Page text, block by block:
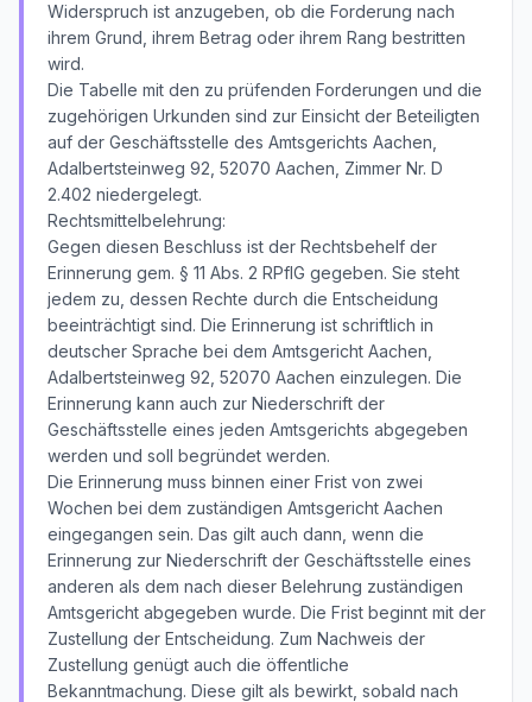
Widerspruch ist anzugeben, ob die Forderung nach
ihrem Grund, ihrem Betrag oder ihrem Rang bestritten
wird.
Die Tabelle mit den zu prüfenden Forderungen und die
zugehörigen Urkunden sind zur Einsicht der Beteiligten
auf der Geschäftsstelle des Amtsgerichts Aachen,
Adalbertsteinweg 92, 52070 Aachen, Zimmer Nr. D
2.402 niedergelegt.
Rechtsmittelbelehrung:
Gegen diesen Beschluss ist der Rechtsbehelf der
Erinnerung gem. § 11 Abs. 2 RPflG gegeben. Sie steht
jedem zu, dessen Rechte durch die Entscheidung
beeinträchtigt sind. Die Erinnerung ist schriftlich in
deutscher Sprache bei dem Amtsgericht Aachen,
Adalbertsteinweg 92, 52070 Aachen einzulegen. Die
Erinnerung kann auch zur Niederschrift der
Geschäftsstelle eines jeden Amtsgerichts abgegeben
werden und soll begründet werden.
Die Erinnerung muss binnen einer Frist von zwei
Wochen bei dem zuständigen Amtsgericht Aachen
eingegangen sein. Das gilt auch dann, wenn die
Erinnerung zur Niederschrift der Geschäftsstelle eines
anderen als dem nach dieser Belehrung zuständigen
Amtsgericht abgegeben wurde. Die Frist beginnt mit der
Zustellung der Entscheidung. Zum Nachweis der
Zustellung genügt auch die öffentliche
Bekanntmachung. Diese gilt als bewirkt, sobald nach